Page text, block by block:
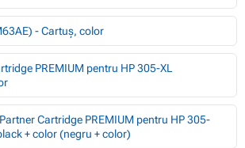
- Cartuș, color
PREMIUM pentru HP 305-XL
Cartridge PREMIUM pentru HP 305-
+ color (negru + color)